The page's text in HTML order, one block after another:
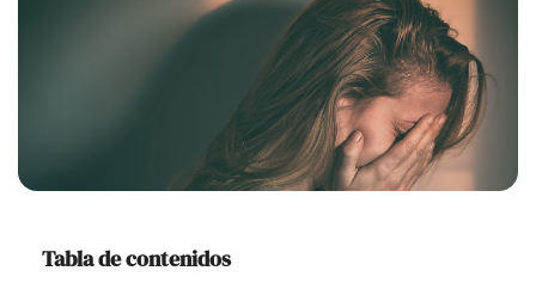
Recursos
Comunidad
Tabla de contenidos